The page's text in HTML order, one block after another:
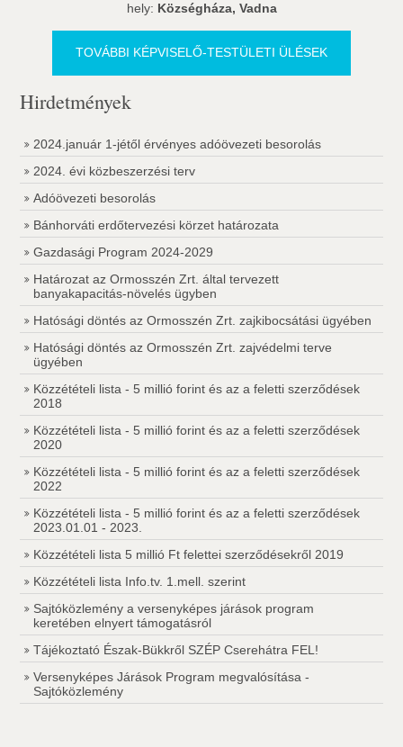
hely: Községháza, Vadna
TOVÁBBI KÉPVISELŐ-TESTÜLETI ÜLÉSEK
Hirdetmények
2024.január 1-jétől érvényes adóövezeti besorolás
2024. évi közbeszerzési terv
Adóövezeti besorolás
Bánhorváti erdőtervezési körzet határozata
Gazdasági Program 2024-2029
Határozat az Ormosszén Zrt. által tervezett
banyakapacitás-növelés ügyben
Hatósági döntés az Ormosszén Zrt. zajkibocsátási ügyében
Hatósági döntés az Ormosszén Zrt. zajvédelmi terve
ügyében
Közzétételi lista - 5 millió forint és az a feletti szerződések
2018
Közzétételi lista - 5 millió forint és az a feletti szerződések
2020
Közzétételi lista - 5 millió forint és az a feletti szerződések
2022
Közzétételi lista - 5 millió forint és az a feletti szerződések
2023.01.01 - 2023.
Közzétételi lista 5 millió Ft felettei szerződésekről 2019
Közzétételi lista Info.tv. 1.mell. szerint
Sajtóközlemény a versenyképes járások program
keretében elnyert támogatásról
Tájékoztató Észak-Bükkről SZÉP Cserehátra FEL!
Versenyképes Járások Program megvalósítása -
Sajtóközlemény